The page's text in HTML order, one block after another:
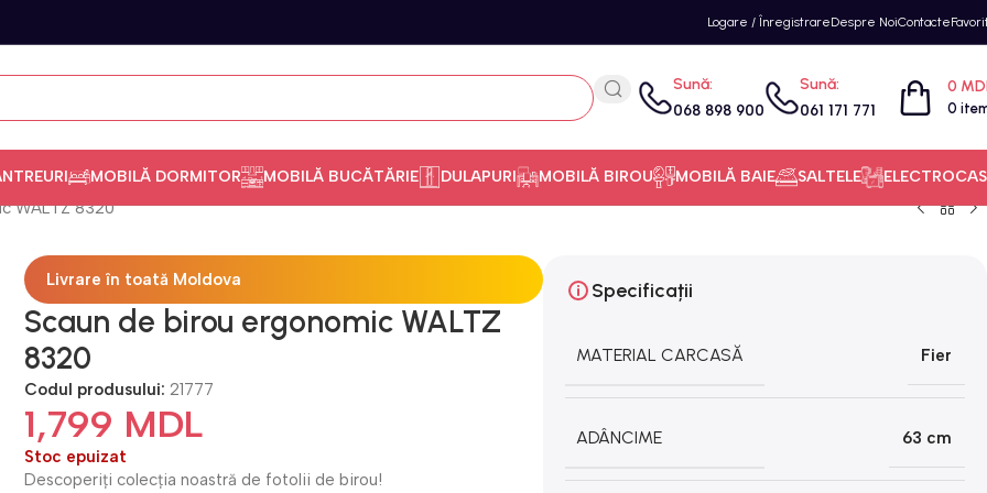
Logare / ÎnregistrareDespre NoiContacte
Sună:
068 898 900
Sună:
061 171 771 0
0
MOBILĂ DORMITOR MOBILĂ BUCĂTĂRIE DULAPURI MOBILĂ BIROU MOBILĂ BAIE SALTELE
WALTZ 8320
Livrare în toată Moldova
Scaun de birou ergonomic WALTZ
8320
Codul produsului: 21777
1,799 MDL
Stoc epuizat
Descoperiți colecția noastră de fotolii de birou!
Specificații
MATERIAL CARCASĂ Fier
ADÂNCIME 63 cm